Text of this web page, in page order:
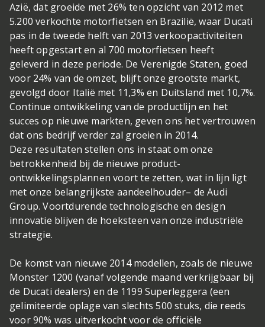
Azië, dat groeide met 26% ten opzicht van 2012 met
5.200 verkochte motorfietsen en Brazilië, waar Ducati
pas in de tweede helft van 2013 verkoopactiviteiten
heeft opgestart en al 700 motorfietsen heeft
geleverd in deze periode. De Verenigde Staten, goed
voor 24% van de omzet, blijft onze grootste markt,
gevolgd door Italië met 11,3% en Duitsland met 10,7%.
Continue ontwikkeling van de productlijn en het
succes op nieuwe markten, geven ons het vertrouwen
dat ons bedrijf verder zal groeien in 2014.
Deze resultaten stellen ons in staat om onze
betrokkenheid bij de nieuwe product-
ontwikkelingsplannen voort te zetten, wat in lijn ligt
met onze belangrijkste aandeelhouder– de Audi
Group. Voortdurende technologische en design
innovatie blijven de hoeksteen van onze industriële
strategie.
De komst van nieuwe 2014 modellen, zoals de nieuwe
Monster 1200 (vanaf volgende maand verkrijgbaar bij
de Ducati dealers) en de 1199 Superleggera (een
gelimiteerde oplage van slechts 500 stuks, die reeds
voor 90% was uitverkocht voor de officiële